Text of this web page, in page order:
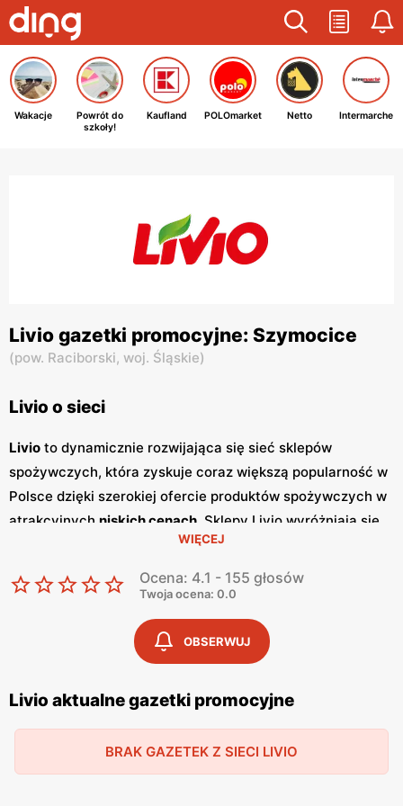
Wakacje
Powrót do
szkoły!
Kaufland POLOmarket Netto Intermarche
Livio gazetki promocyjne: Szymocice
(pow. Raciborski, woj. Śląskie)
Livio o sieci
Livio to dynamicznie rozwijająca się sieć sklepów
spożywczych, która zyskuje coraz większą popularność w
Polsce dzięki szerokiej ofercie produktów spożywczych w
atrakcyjnych niskich cenach . Sklepy Livio wyróżniają się
nie tylko bogatym asortymentem, ale także częstymi
, które przyciągają klientów szukających
oszczędności i wysokiej jakości. Regularnie wydawane
informują o aktualnych zniżkach i
ofertach specjalnych, co sprawia, że klienci mogą być na
bieżąco z najnowszymi okazjami zakupowymi. Livio
szczególnie stawia na polskie produkty, co jest wyrazem
ich zaangażowania w wspieranie lokalnych producentów i
produktów. W ofercie sklepów można znaleźć szeroki
WIĘCEJ
Ocena: 4.1 - 155 głosów
Twoja ocena: 0.0
OBSERWUJ
Livio aktualne gazetki promocyjne
BRAK GAZETEK Z SIECI LIVIO